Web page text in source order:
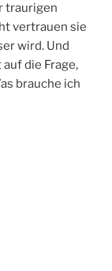
traurigen
vertrauen sie
wird. Und
die Frage,
brauche ich